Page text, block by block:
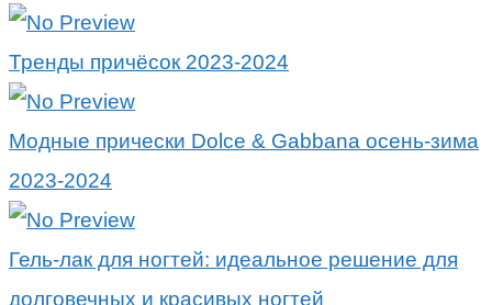
Тренды причёсок 2023-2024
Модные прически Dolce & Gabbana осень-зима
2023-2024
Гель-лак для ногтей: идеальное решение для
долговечных и красивых ногтей